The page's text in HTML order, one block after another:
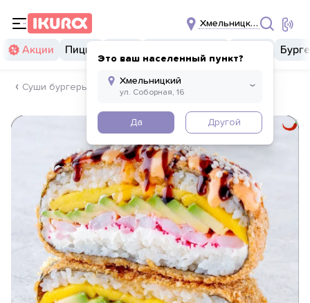
Хмельницкий
Это ваш населенный пункт?
Да Другой
Акции Пицца
Суши бургеры